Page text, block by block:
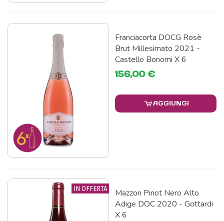
Franciacorta DOCG Rosè
Brut Millesimato 2021 -
Castello Bonomi X 6
156,00 €
AGGIUNGI
IN OFFERTA
Mazzon Pinot Nero Alto
Adige DOC 2020 - Gottardi
X 6